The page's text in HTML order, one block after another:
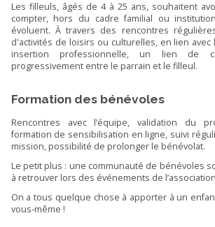
Les filleuls, âgés de 4 à 25 ans, souhaitent
compter, hors du cadre familial ou
évoluent. À travers des rencontres
d'activités de loisirs ou culturelles, en lien
insertion professionnelle, un lien de
progressivement entre le parrain et le filleul.
Formation des bénévoles
Rencontres avec l’équipe, validation du
formation de sensibilisation en ligne, suivi
mission, possibilité de prolonger le bénévolat.
Le petit plus : une communauté de bénévoles
à retrouver lors des événements de
On a tous quelque chose à apporter à un
vous-même !